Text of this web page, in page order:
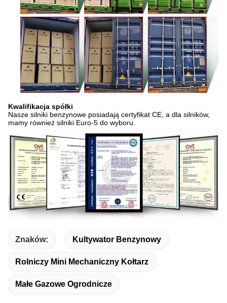
Kwalifikacja spółki
Nasze silniki benzynowe posiadają certyfikat CE, a dla silników,
mamy również silniki Euro-5 do wyboru.
Znaków: Kultywator Benzynowy
Rolniczy Mini Mechaniczny Kołtarz
Małe Gazowe Ogrodnicze